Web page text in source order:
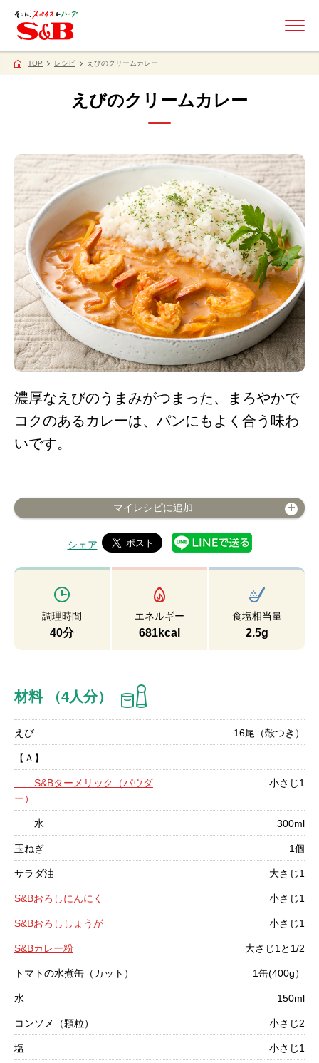
TOP レシピ えびのクリームカレー
えびのクリームカレー
濃厚なえびのうまみがつまった、まろやかで
コクのあるカレーは、パンにもよく合う味わ
いです。
マイレシピに追加
シェア
調理時間
40分
エネルギー
681kcal
食塩相当量
2.5g
材料 （4人分）
えび 16尾（殻つき）
【Ａ】
S&Bターメリック（パウダ
ー）
小さじ1
水 300ml
玉ねぎ 1個
サラダ油 大さじ1
S&Bおろしにんにく 小さじ1
S&Bおろししょうが 小さじ1
S&Bカレー粉 大さじ1と1/2
トマトの水煮缶（カット） 1缶(400g）
水 150ml
コンソメ（顆粒） 小さじ2
塩 小さじ1